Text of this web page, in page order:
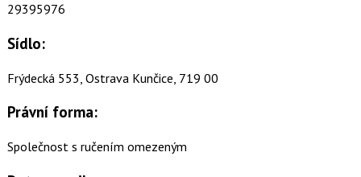
29395976
Sídlo:
Frýdecká 553, Ostrava Kunčice, 719 00
Právní forma:
Společnost s ručením omezeným